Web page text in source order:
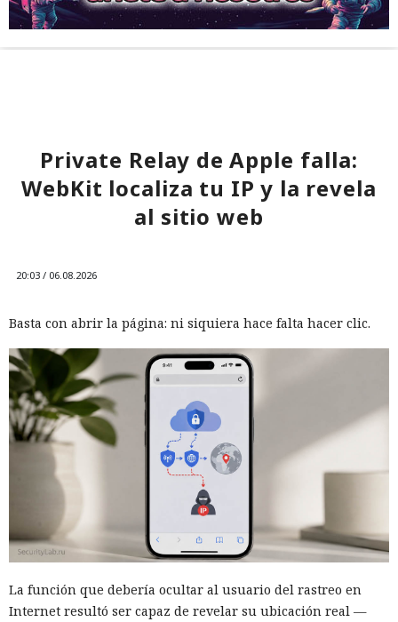
Private Relay de Apple falla:
WebKit localiza tu IP y la revela
al sitio web
20:03 / 06.08.2026
Basta con abrir la página: ni siquiera hace falta hacer clic.
La función que debería ocultar al usuario del rastreo en
Internet resultó ser capaz de revelar su ubicación real —